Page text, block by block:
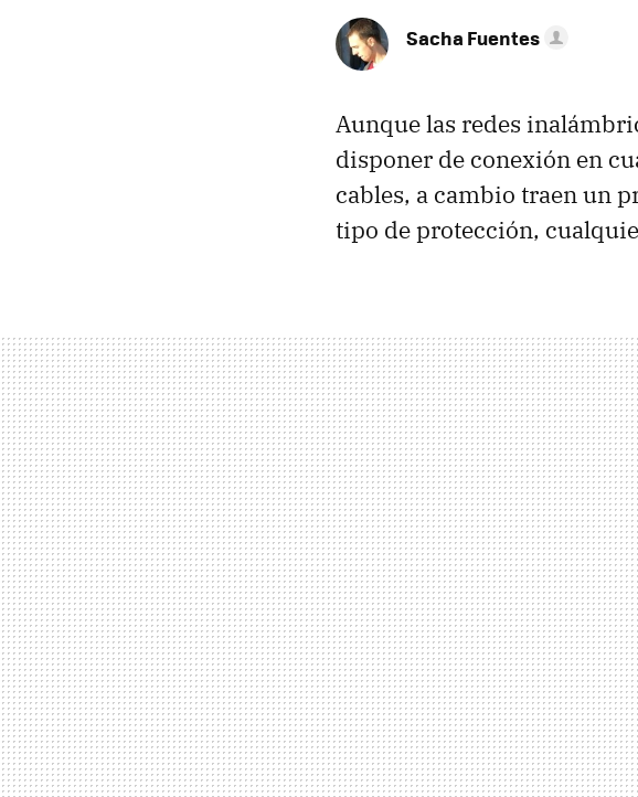
Sacha Fuentes
Aunque las redes
disponer de conexión en
cables, a cambio traen un
tipo de protección,